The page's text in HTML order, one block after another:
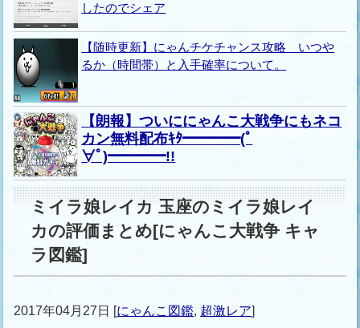
したのでシェア
【随時更新】にゃんチケチャンス攻略 いつや
るか（時間帯）と入手確率について。
【朗報】ついににゃんこ大戦争にもネコ
カン無料配布ｷﾀ━━━━(ﾟ
∀ﾟ)━━━━!!
ミイラ娘レイカ 玉座のミイラ娘レイ
カの評価まとめ[にゃんこ大戦争 キャ
ラ図鑑]
2017年04月27日 [にゃんこ図鑑, 超激レア]